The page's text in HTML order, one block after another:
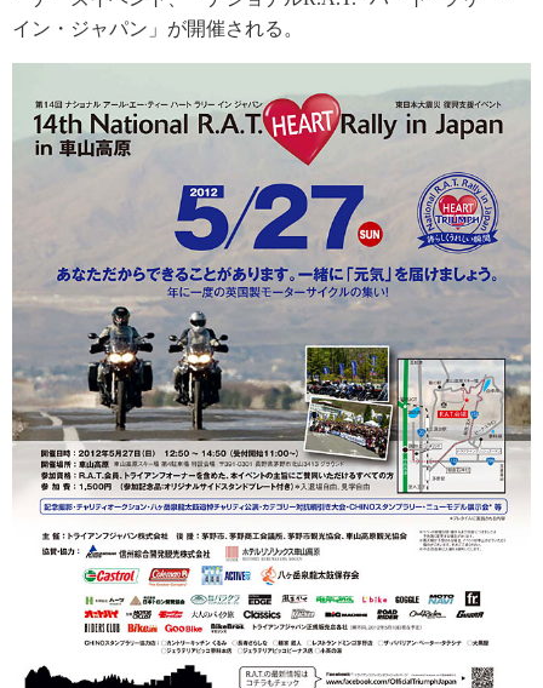
イン・ジャパン」が開催される。